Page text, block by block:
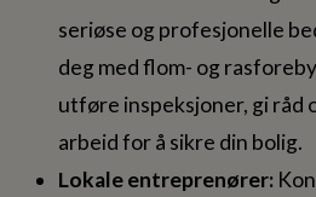
seriøse og profesjonelle
deg med flom- og
utføre inspeksjoner, gi råd
arbeid for å sikre din bolig.
Lokale entreprenører: